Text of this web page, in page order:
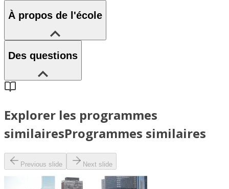
À propos de l'école
Des questions
Explorer les programmes
similairesProgrammes similaires
Previous slide Next slide